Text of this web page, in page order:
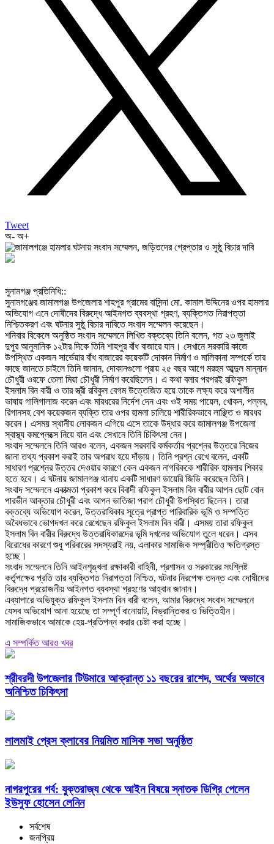
Tweet
অ- অ+
‎সুনামগঞ্জ প্রতিনিধি::
‎সুনামগঞ্জের জামালগঞ্জ উপজেলার শাহপুর গ্রামের বাসিন্দা মো. কামাল উদ্দিনের ওপর হামলার
অভিযোগ এনে দোষীদের বিরুদ্ধে আইনগত ব্যবস্থা গ্রহণ, ব্যক্তিগত নিরাপত্তা
নিশ্চিতকরণ এবং ঘটনার সুষ্ঠু বিচার দাবিতে সংবাদ সম্মেলন করেছেন।
‎শনিবার বিকেলে অনুষ্ঠিত সংবাদ সম্মেলনে লিখিত বক্তব্যে তিনি বলেন, গত ২৩ জুলাই
দুপুর আনুমানিক ১২টার দিকে তিনি শাহপুর বাঁধ বাজারে যান। সেখানে সরকারি কাজে
উপস্থিত একজন সার্ভেয়ার বাঁধ বাজারের কয়েকটি দোকান নির্মাণ ও মালিকানা সম্পর্কে তার
কাছে জানতে চাইলে তিনি জানান, দোকানগুলো প্রায় ২৫ বছর আগে মরহুম আব্দুল মান্নান
চৌধুরী ওরফে তেলা মিয়া চৌধুরী নির্মাণ করেছিলেন। এ কথা বলার পরপরই রফিকুল
ইসলাম বিন বারী ও তার স্ত্রী রবিকুল বেগম উত্তেজিত হয়ে তাকে লক্ষ্য করে অশালীন
ভাষায় গালিগালাজ করেন এবং মারধরের নির্দেশ দেন এবং ওই সময় পায়েল, খোকন, পল্লব,
রিগানসহ বেশ কয়েকজন ব্যক্তি তার ওপর হামলা চালিয়ে শারীরিকভাবে লাঞ্ছিত ও মারধর
করেন। এসময় স্থানীয় লোকজন এগিয়ে এসে তাকে উদ্ধার করে জামালগঞ্জ উপজেলা
স্বাস্থ্য কমপ্লেক্সে নিয়ে যান এবং সেখানে তিনি চিকিৎসা নেন।
‎সংবাদ সম্মেলনে তিনি আরও বলেন, একজন সরকারি কর্মকর্তার প্রশ্নের উত্তরে নিজের
জানা তথ্য প্রকাশ করাই তার অপরাধ হয়ে দাঁড়ায়। তিনি প্রশ্ন রেখে বলেন, একটি
সাধারণ প্রশ্নের উত্তর দেওয়ার কারণে কেন একজন নাগরিককে শারীরিক হামলার শিকার
হতে হবে। এ ঘটনায় জামালগঞ্জ থানায় একটি সাধারণ ডায়েরি জিডি করেছেন তিনি।
‎সংবাদ সম্মেলনে একাত্মতা প্রকাশ করে বিবাদী রফিকুল ইসলাম বিন বারীর আপন ছোট বোন
পারভীন আক্তার চৌধুরী এবং আপন ভাতিজা পরাগ চৌধুরী উপস্থিত ছিলেন। তারা
বক্তব্যে অভিযোগ করেন, উত্তরাধিকার সূত্রে প্রাপ্ত পারিবারিক ভূমি ও সম্পত্তি
অবৈধভাবে ভোগদখল করে রেখেছেন রফিকুল ইসলাম বিন বারী। এসময় তারা রফিকুল
ইসলাম বিন বারীর বিরুদ্ধে উত্তরাধিকারদের ভূমি দখলের অভিযোগ তুলে ধরেন। এসব
বিরোধের কারণে শুধু পরিবারের সদস্যরাই নয়, এলাকার সামাজিক সম্প্রীতিও ক্ষতিগ্রস্ত
হচ্ছে।
‎সংবাদ সম্মেলনে তিনি আইনশৃঙ্খলা রক্ষাকারী বাহিনী, প্রশাসন ও সরকারের সংশ্লিষ্ট
কর্তৃপক্ষের প্রতি তার ব্যক্তিগত নিরাপত্তা নিশ্চিত, ঘটনার নিরপেক্ষ তদন্ত এবং দোষীদের
বিরুদ্ধে প্রয়োজনীয় আইনগত ব্যবস্থা গ্রহণের আহ্বান জানান।
‎এব্যাপারে অভিযুক্ত রফিকুল ইসলাম বিন বারী বলেন, আমার বিরুদ্ধে সংবাদ সম্মেলনে
যেসব অভিযোগ আনা হয়েছে তা সম্পূর্ণ বানোয়াট, বিভ্রান্তিকর ও ভিত্তিহীন।
সামাজিকভাবে আমাকে হেয়-প্রতিপন্ন করার চেষ্টা করা হচ্ছে।
এ সম্পর্কিত আরও খবর
শ্রীবরদী উপজেলার টিউমারে আক্রান্ত ১১ বছরের রাশেদ, অর্থের অভাবে
অনিশ্চিত চিকিৎসা
লালমাই প্রেস ক্লাবের নিয়মিত মাসিক সভা অনুষ্ঠিত
নাগরপুরের গর্ব: যুক্তরাজ্য থেকে আইন বিষয়ে স্নাতক ডিগ্রি পেলেন
ইউসুফ হোসেন লেনিন
সর্বশেষ
জনপ্রিয়